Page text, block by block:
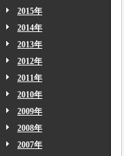
2015年
2014年
2013年
2012年
2011年
2010年
2009年
2008年
2007年